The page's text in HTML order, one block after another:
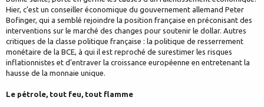
Hier, c’est un conseiller économique du gouvernement allemand Peter
Bofinger, qui a semblé rejoindre la position française en préconisant des
interventions sur le marché des changes pour soutenir le dollar. Autres
critiques de la classe politique française : la politique de resserrement
monétaire de la BCE, à qui il est reproché de surestimer les risques
inflationnistes et d’entraver la croissance européenne en entretenant la
hausse de la monnaie unique.
Le pétrole, tout feu, tout flamme